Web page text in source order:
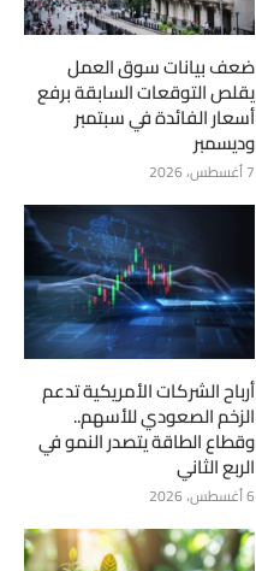
ضعف بيانات سوق العمل
يقلص التوقعات السابقة برفع
أسعار الفائدة في سبتمبر
وديسمبر
7 أغسطس، 2026
أرباح الشركات الأمريكية تدعم
الزخم الصعودي للأسهم..
وقطاع الطاقة يتصدر النمو في
الربع الثاني
6 أغسطس، 2026